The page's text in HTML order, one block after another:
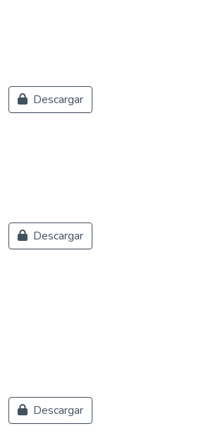
Descargar
Descargar
Descargar